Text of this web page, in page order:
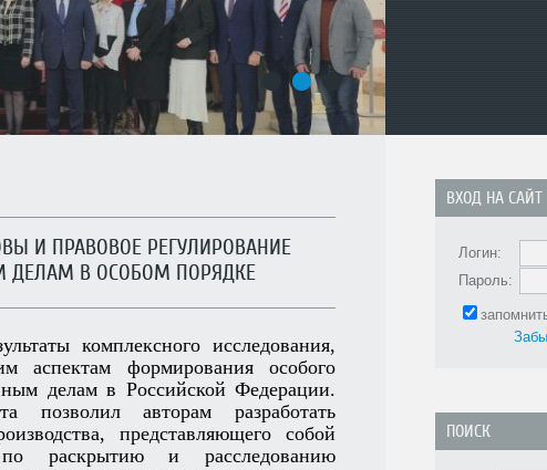
2 3
И ПРАВОВОЕ РЕГУЛИРОВАНИЕ
ДЕЛАМ В ОСОБОМ ПОРЯДКЕ
комплексного исследования,
аспектам формирования особого
делам в Российской Федерации.
позволил авторам разработать
представляющего собой
по раскрытию и расследованию
ВХОД НА САЙТ
Логин:
Пароль:
ПОИСК